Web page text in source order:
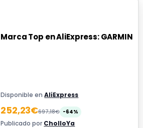
Marca Top en AliExpress: GARMIN
Disponible enAliExpress
252,23€697,18€ -64%
Publicado por CholloYa